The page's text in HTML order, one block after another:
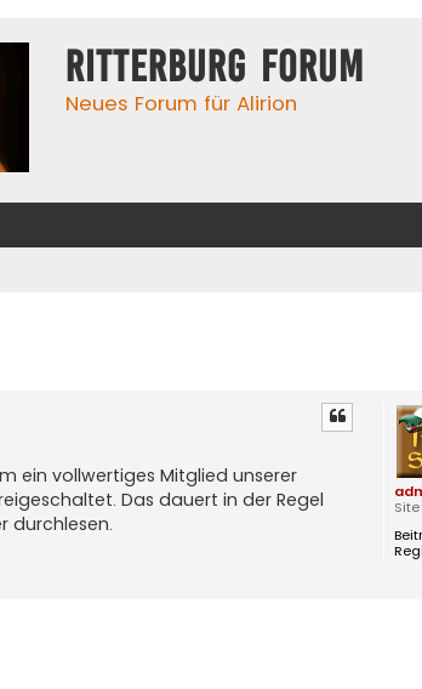
Ritterburg Forum
Neues Forum für Alirion
ein vollwertiges Mitglied unserer
Das dauert in der Regel
durchlesen.